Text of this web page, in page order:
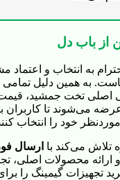
از باب دل
به انتخاب و اعتماد
به همین دلیل تمامی
اصلی تخت جمشید،
می‌شوند تا کاربران
خود را انتخاب
تلاش می‌کند با ارسال
ارائه محصولات اصلی،
تجهیزات گیمینگ را